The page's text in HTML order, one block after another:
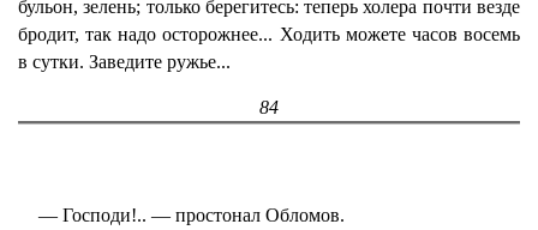
бульон, зелень; только берегитесь: теперь холера почти везде
бродит, так надо осторожнее... Ходить можете часов восемь
в сутки. Заведите ружье...
84
— Господи!.. — простонал Обломов.